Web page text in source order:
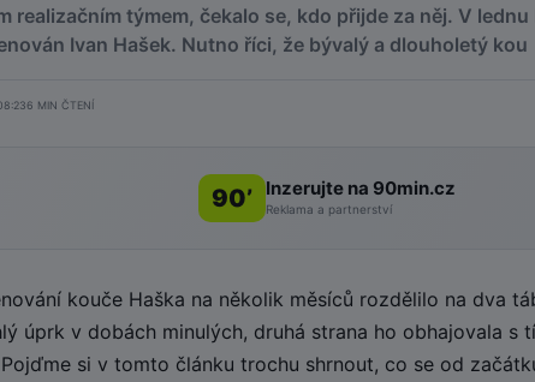
realizačním týmem, čekalo se, kdo přijde za něj. V
Ivan Hašek. Nutno říci, že bývalý a dlouholetý kou
6 MIN ČTENÍ
90’ Inzerujte na 90min.cz
Reklama a partnerství
kouče Haška na několik měsíců rozdělilo na dva
úprk v dobách minulých, druhá strana ho obhajovala s
si v tomto článku trochu shrnout, co se od